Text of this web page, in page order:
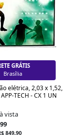
GRÁTIS
Curitiba
elétrica, 2,03 x 1,52,
TECH - CX 1 UN
à vista
849,90